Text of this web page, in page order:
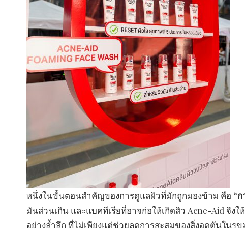
หนึ่งในขั้นตอนสำคัญของการดูแลผิวที่มักถูกมองข้าม คือ “
มันส่วนเกิน และแบคทีเรียที่อาจก่อให้เกิดสิว Acne-Aid
อย่างล้ำลึก ที่ไม่เพียงแต่ช่วยลดการสะสมของสิ่งอุดตันในรู